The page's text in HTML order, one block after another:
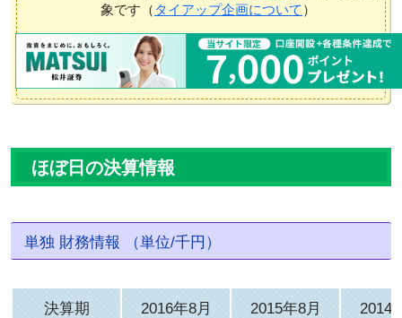
象です（ タイアップ企画について ）
ほぼ日の決算情報
単独 財務情報 （単位/千円）
決算期 2016年8月 2015年8月 2014